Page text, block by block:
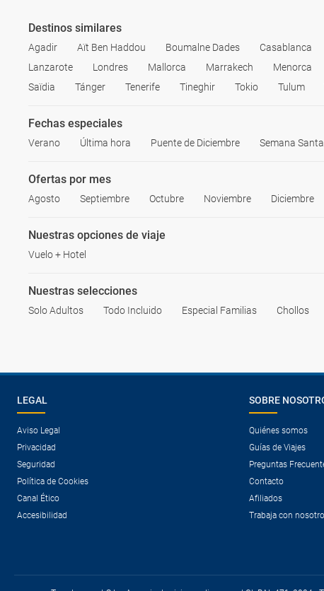
Destinos similares
Agadir Aït Ben Haddou Boumalne Dades Casablanca
Lanzarote
Londres Mallorca Marrakech Menorca
Saïdia
Tánger Tenerife Tineghir Tokio Tulum
Fechas especiales
Verano Última hora Puente de Diciembre Semana Santa
Ofertas por mes
Agosto Septiembre Octubre Noviembre Diciembre
Nuestras opciones de viaje
Vuelo + Hotel
Nuestras selecciones
Solo Adultos Todo Incluido Especial Familias Chollos
LEGAL
Aviso Legal
Privacidad
Seguridad
Política de Cookies
Canal Ético
Accesibilidad
SOBRE
Quiénes somos
Guías de Viajes
Preguntas
Contacto
Afiliados
Trabaja con